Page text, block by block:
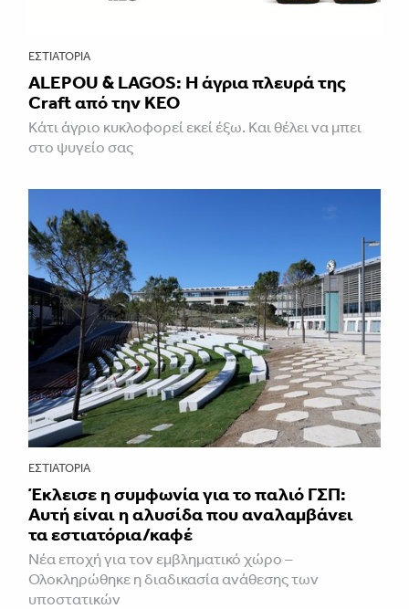
ΕΣΤΙΑΤΌΡΙΑ
ALEPOU & LAGOS: Η άγρια πλευρά της
Craft από την ΚΕΟ
Κάτι άγριο κυκλοφορεί εκεί έξω. Και θέλει να μπει
στο ψυγείο σας
ΕΣΤΙΑΤΌΡΙΑ
Έκλεισε η συμφωνία για το παλιό ΓΣΠ:
Αυτή είναι η αλυσίδα που αναλαμβάνει
τα εστιατόρια/καφέ
Νέα εποχή για τον εμβληματικό χώρο –
Ολοκληρώθηκε η διαδικασία ανάθεσης των
υποστατικών